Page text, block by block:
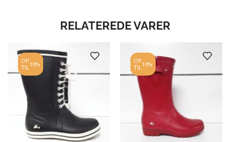
RELATEREDE VARER
OP
TIL10%
OP
TIL10%